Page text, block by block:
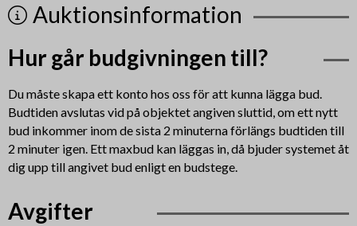
Auktionsinformation
Hur går budgivningen till?
Du måste skapa ett konto hos oss för att kunna lägga bud.
Budtiden avslutas vid på objektet angiven sluttid, om ett nytt
bud inkommer inom de sista 2 minuterna förlängs budtiden till
2 minuter igen. Ett maxbud kan läggas in, då bjuder systemet åt
dig upp till angivet bud enligt en budstege.
Avgifter